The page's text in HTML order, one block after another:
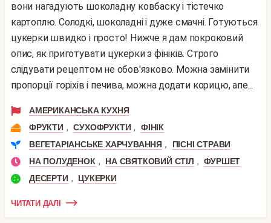
вони нагадують шоколадну ковбаску і тістечко
картоплю. Солодкі, шоколадні і дуже смачні. Готуються
цукерки швидко і просто! Нижче я дам покроковий
опис, як приготувати цукерки з фініків. Строго
слідувати рецептом не обов'язково. Можна замінити
пропорції горіхів і печива, можна додати корицю, апе...
АМЕРИКАНСЬКА КУХНЯ
ФРУКТИ , СУХОФРУКТИ ,
ФІНІК
ВЕГЕТАРІАНСЬКЕ ХАРЧУВАННЯ ,
ПІСНІ СТРАВИ
НА ПОЛУДЕНОК , НА СВЯТКОВИЙ СТІЛ , ФУРШЕТ
ДЕСЕРТИ , ЦУКЕРКИ
ЧИТАТИ ДАЛІ